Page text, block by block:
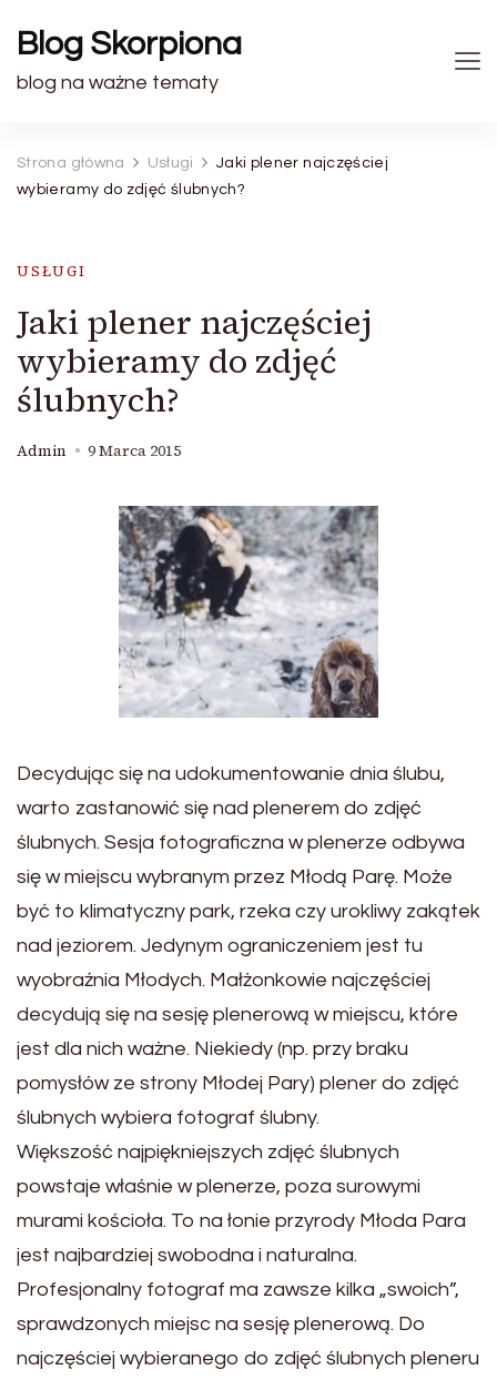
Blog Skorpiona
blog na ważne tematy
Strona główna Usługi
Jaki plener najczęściej
wybieramy do zdjęć ślubnych?
USŁUGI
Jaki plener najczęściej
wybieramy do zdjęć
ślubnych?
Admin 9 Marca 2015
Decydując się na udokumentowanie dnia ślubu,
warto zastanowić się nad plenerem do zdjęć
ślubnych. Sesja fotograficzna w plenerze odbywa
się w miejscu wybranym przez Młodą Parę. Może
być to klimatyczny park, rzeka czy urokliwy zakątek
nad jeziorem. Jedynym ograniczeniem jest tu
wyobraźnia Młodych. Małżonkowie najczęściej
decydują się na sesję plenerową w miejscu, które
jest dla nich ważne. Niekiedy (np. przy braku
pomysłów ze strony Młodej Pary) plener do zdjęć
ślubnych wybiera fotograf ślubny.
Większość najpiękniejszych zdjęć ślubnych
powstaje właśnie w plenerze, poza surowymi
murami kościoła. To na łonie przyrody Młoda Para
jest najbardziej swobodna i naturalna.
Profesjonalny fotograf ma zawsze kilka „swoich”,
sprawdzonych miejsc na sesję plenerową. Do
najczęściej wybieranego do zdjęć ślubnych pleneru